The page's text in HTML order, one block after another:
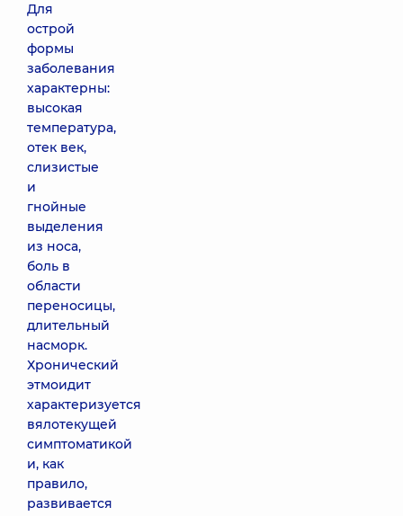
Для
острой
формы
заболевания
характерны:
высокая
температура,
отек век,
слизистые
и
гнойные
выделения
из носа,
боль в
области
переносицы,
длительный
насморк.
Хронический
этмоидит
характеризуется
вялотекущей
симптоматикой
и, как
правило,
развивается